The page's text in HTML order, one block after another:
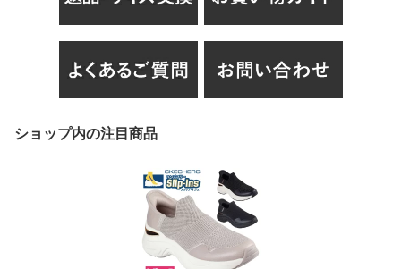
ショップ内の注目商品